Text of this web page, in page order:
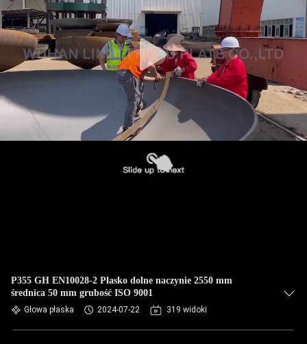
P355 GH EN10028-2 Płasko dolne naczynie 2550 mm
średnica 50 mm grubość ISO 9001
Głowa płaska 2024-07-22 319 widoki